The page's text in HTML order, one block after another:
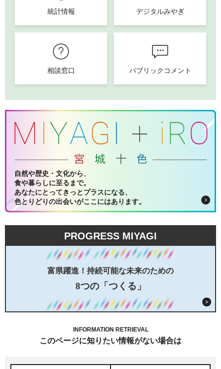
統計情報 デジタルみやぎ
相談窓口 パブリックコメント
自然や歴史・文化から、
食や暮らしに至るまで。
あなたにとってきっとプラスになる、
色とりどりの出会いがここにはあります。
PROGRESS MIYAGI
富県躍進！持続可能な未来のための
8つの「つくる」
INFORMATION RETRIEVAL
このページに知りたい情報がない場合は